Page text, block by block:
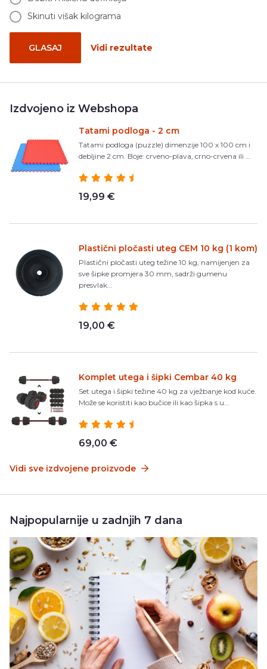
Skinuti višak kilograma
GLASAJ Vidi rezultate
Izdvojeno iz Webshopa
Tatami podloga - 2 cm
Tatami podloga (puzzle) dimenzije 100 x 100 cm i
debljine 2 cm. Boje: crveno-plava, crno-crvena ili ...
19,99 €
Plastični pločasti uteg CEM 10 kg (1 kom)
Plastični pločasti uteg težine 10 kg, namijenjen za
sve šipke promjera 30 mm, sadrži gumenu
presvlak...
19,00 €
Komplet utega i šipki Cembar 40 kg
Set utega i šipki težine 40 kg za vježbanje kod kuće.
Može se koristiti kao bučice ili kao šipka s u...
69,00 €
Vidi sve izdvojene proizvode
Najpopularnije u zadnjih 7 dana